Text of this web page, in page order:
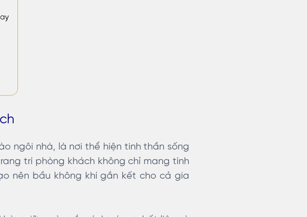
ngôi nhà, là nơi thể hiện tinh thần sống
trí phòng khách không chỉ mang tính
nên bầu không khí gắn kết cho cả gia